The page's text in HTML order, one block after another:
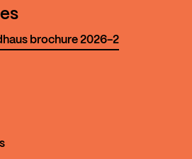
brochure 2026-2